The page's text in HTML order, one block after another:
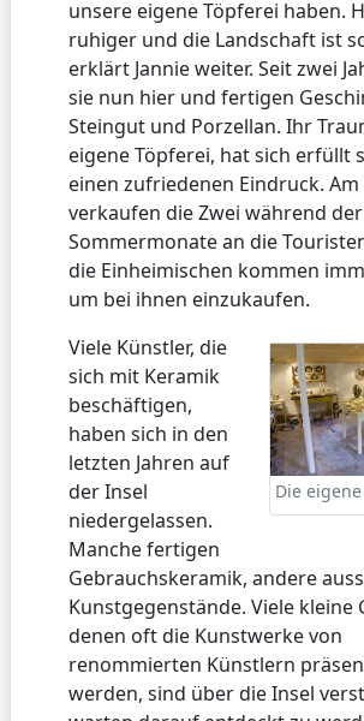
unsere eigene Töpferei haben.
ruhiger und die Landschaft ist
erklärt Jannie weiter. Seit zwei
sie nun hier und fertigen
Steingut und Porzellan. Ihr
eigene Töpferei, hat sich erfüllt
einen zufriedenen Eindruck.
verkaufen die Zwei während der
Sommermonate an die
die Einheimischen kommen
um bei ihnen einzukaufen.
Die
Viele Künstler, die
sich mit Keramik
beschäftigen,
haben sich in den
letzten Jahren auf
der Insel
niedergelassen.
Manche fertigen
Gebrauchskeramik, andere
Kunstgegenstände. Viele kleine
denen oft die Kunstwerke von
renommierten Künstlern
werden, sind über die Insel